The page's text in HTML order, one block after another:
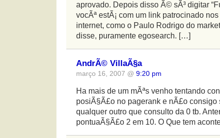
aprovado. Depois disso Ã© sÃ³ digitar
vocÃª estÃ¡ com um link patrocinado
internet, como o Paulo Rodrigo do
disse, puramente egosearch. […]
AndrÃ© VillaÃ§a
março 16, 2007 @ 9:20 pm
Ha mais de um mÃªs venho tentando
posiÃ§Ã£o no pagerank e nÃ£o consigo
qualquer outro que consulto da 0 tb.
pontuaÃ§Ã£o 2 em 10. O Que tem